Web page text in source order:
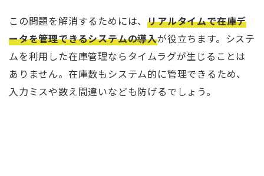
この問題を解消するためには、リアルタイムで在庫デ
ータを管理できるシステムの導入が役立ちます。システ
ムを利用した在庫管理ならタイムラグが生じることは
ありません。在庫数もシステム的に管理できるため、
入力ミスや数え間違いなども防げるでしょう。